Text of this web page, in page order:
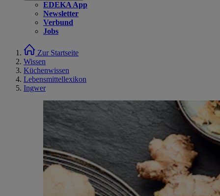
EDEKA App
Newsletter
Verbund
Jobs
Zur Startseite
Wissen
Küchenwissen
Lebensmittellexikon
Ingwer